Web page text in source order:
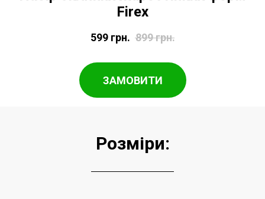
Firex
599 грн. 899грн.
ЗАМОВИТИ
Розміри: